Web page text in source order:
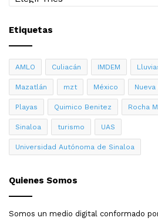
Etiquetas
AMLO Culiacán IMDEM
Mazatlán mzt México
Playas Quimico Benitez Rocha
Sinaloa turismo UAS
Universidad Autónoma de Sinaloa
Quienes Somos
Somos un medio digital conformado